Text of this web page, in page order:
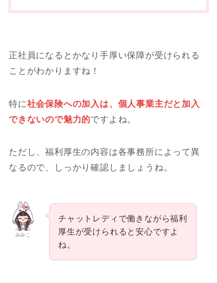
正社員になるとかなり手厚い保障が受けられる
ことがわかりますね！
特に社会保険への加入は、個人事業主だと加入
できないので魅力的ですよね。
ただし、福利厚生の内容は各事務所によって異
なるので、しっかり確認しましょうね。
みみこ
チャットレディで働きながら福利
厚生が受けられると安心ですよ
ね。